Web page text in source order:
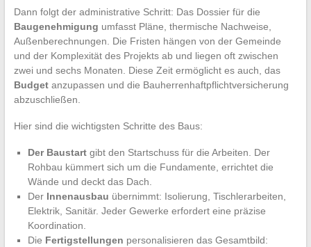
Dann folgt der administrative Schritt: Das Dossier für die
Baugenehmigung umfasst Pläne, thermische Nachweise,
Außenberechnungen. Die Fristen hängen von der Gemeinde
und der Komplexität des Projekts ab und liegen oft zwischen
zwei und sechs Monaten. Diese Zeit ermöglicht es auch, das
Budgetanzupassen und die Bauherrenhaftpflichtversicherung
abzuschließen.
Hier sind die wichtigsten Schritte des Baus:
Der Baustartgibt den Startschuss für die Arbeiten. Der
Rohbau kümmert sich um die Fundamente, errichtet die
Wände und deckt das Dach.
Der Innenausbau übernimmt: Isolierung, Tischlerarbeiten,
Elektrik, Sanitär. Jeder Gewerke erfordert eine präzise
Koordination.
Die Fertigstellungen personalisieren das Gesamtbild: